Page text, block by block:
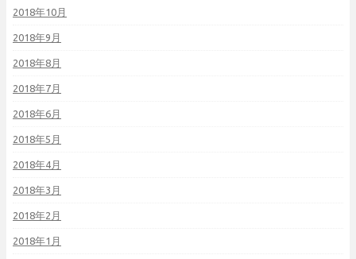
2018年10月
2018年9月
2018年8月
2018年7月
2018年6月
2018年5月
2018年4月
2018年3月
2018年2月
2018年1月